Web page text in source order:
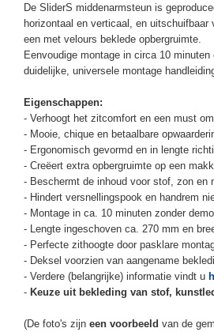
De SliderS middenarmsteun is
horizontaal en verticaal, en
een met velours beklede opbergruimte.
Eenvoudige montage in circa 10
duidelijke, universele montage
Eigenschappen:
- Verhoogt het zitcomfort en een must
- Mooie, chique en betaalbare
- Ergonomisch gevormd en in lengte
- Creëert extra opbergruimte op een
- Beschermt de inhoud voor stof, zon en
- Hindert versnellingspook en handrem
- Montage in ca. 10 minuten zonder
- Lengte ingeschoven ca. 270 mm en
- Perfecte zithoogte door pasklare
- Deksel voorzien van aangename
- Verdere (belangrijke) informatie vindt u
- Keuze uit bekleding van stof,
(De foto's zijn een voorbeeld van de